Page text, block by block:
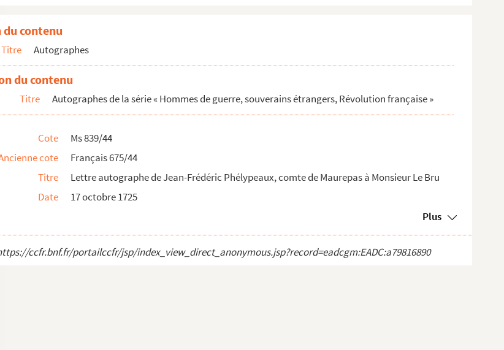
II
à François Hébert, évêque d’Agen
Maurepas à Monsieur Le Bru
Le More
de Milan
contenu
Titre Autographes
du contenu
Titre Autographes de la série « Hommes de guerre, souverains étrangers, Révolution française »
Cote
Ms 839/44
cote
Français 675/44
Titre
Lettre autographe de Jean-Frédéric Phélypeaux, comte de Maurepas à Monsieur Le Bru
Date
17 octobre 1725
Plus
ccfr.bnf.fr/portailccfr/jsp/index_view_direct_anonymous.jsp?record=eadcgm:EADC:a79816890